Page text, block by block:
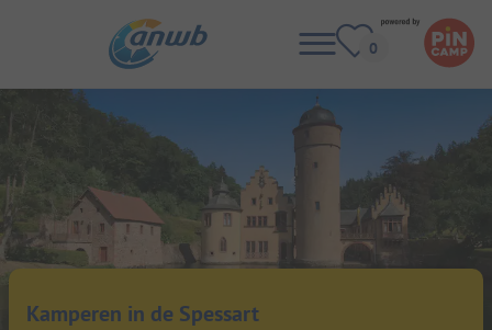
Kamperen in de Spessart